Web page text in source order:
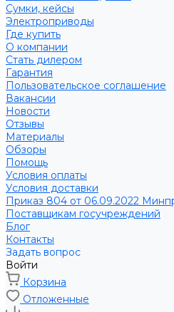
Сумки, кейсы
Электроприводы
Где купить
О компании
Стать дилером
Гарантия
Пользовательское соглашение
Вакансии
Новости
Отзывы
Материалы
Обзоры
Помощь
Условия оплаты
Условия доставки
Приказ 804 от 06.09.2022
Поставщикам госучреждений
Блог
Контакты
Задать вопрос
Войти
Корзина
Отложенные